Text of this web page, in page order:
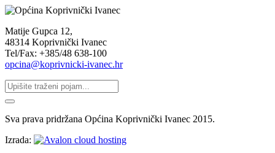
Matije Gupca 12,
48314 Koprivnički Ivanec
Tel/Fax: +385/48 638-100
opcina@koprivnicki-ivanec.hr
Sva prava pridržana Općina Koprivnički Ivanec 2015.
Izrada: